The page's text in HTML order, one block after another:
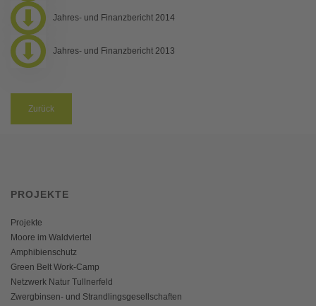
Jahres- und Finanzbericht 2014
Jahres- und Finanzbericht 2013
Zurück
PROJEKTE
Projekte
Moore im Waldviertel
Amphibienschutz
Green Belt Work-Camp
Netzwerk Natur Tullnerfeld
Zwergbinsen- und Strandlingsgesellschaften